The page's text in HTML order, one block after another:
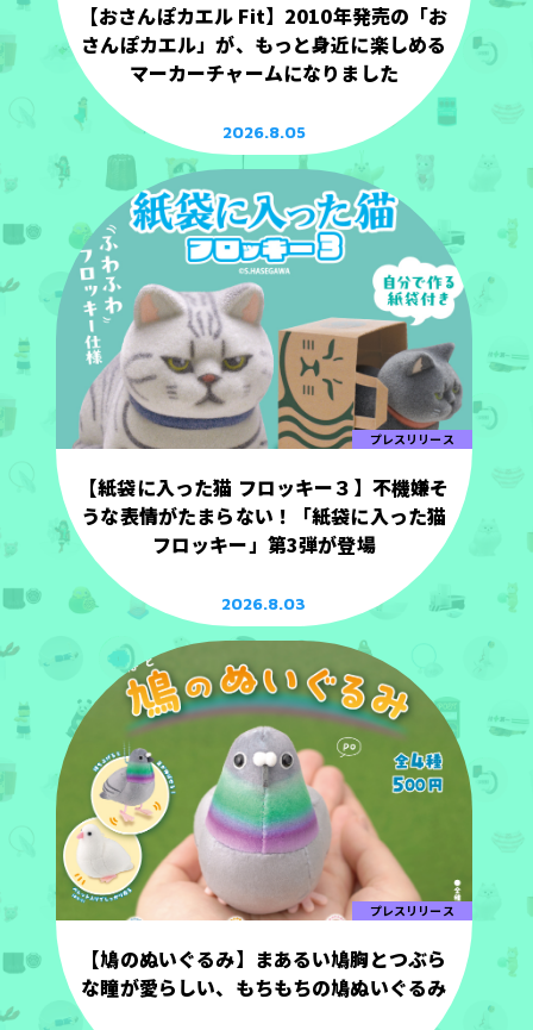
【おさんぽカエル Fit】2010年発売の「お
さんぽカエル」が、もっと身近に楽しめる
マーカーチャームになりました
2026.8.05
プレスリリース
【紙袋に入った猫 フロッキー３】不機嫌そ
うな表情がたまらない！「紙袋に入った猫
フロッキー」第3弾が登場
2026.8.03
プレスリリース
【鳩のぬいぐるみ】まあるい鳩胸とつぶら
な瞳が愛らしい、もちもちの鳩ぬいぐるみ